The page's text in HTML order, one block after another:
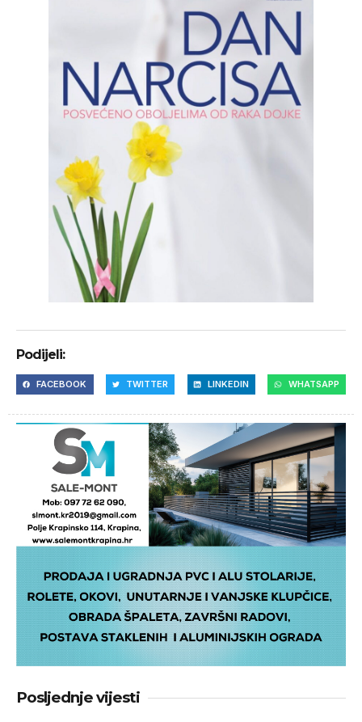
Podijeli:
FACEBOOK TWITTER LINKEDIN WHATSAPP
Posljednje vijesti